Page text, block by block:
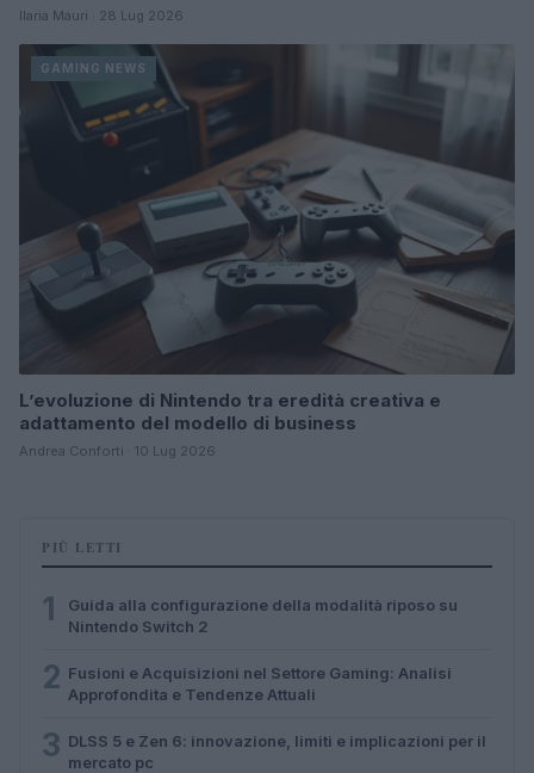
Ilaria Mauri · 28 Lug 2026
GAMING NEWS
L’evoluzione di Nintendo tra eredità creativa e
adattamento del modello di business
Andrea Conforti · 10 Lug 2026
PIÙ LETTI
1
Guida alla configurazione della modalità riposo su
Nintendo Switch 2
2 Fusioni e Acquisizioni nel Settore Gaming: Analisi
Approfondita e Tendenze Attuali
3 DLSS 5 e Zen 6: innovazione, limiti e implicazioni per il
mercato pc